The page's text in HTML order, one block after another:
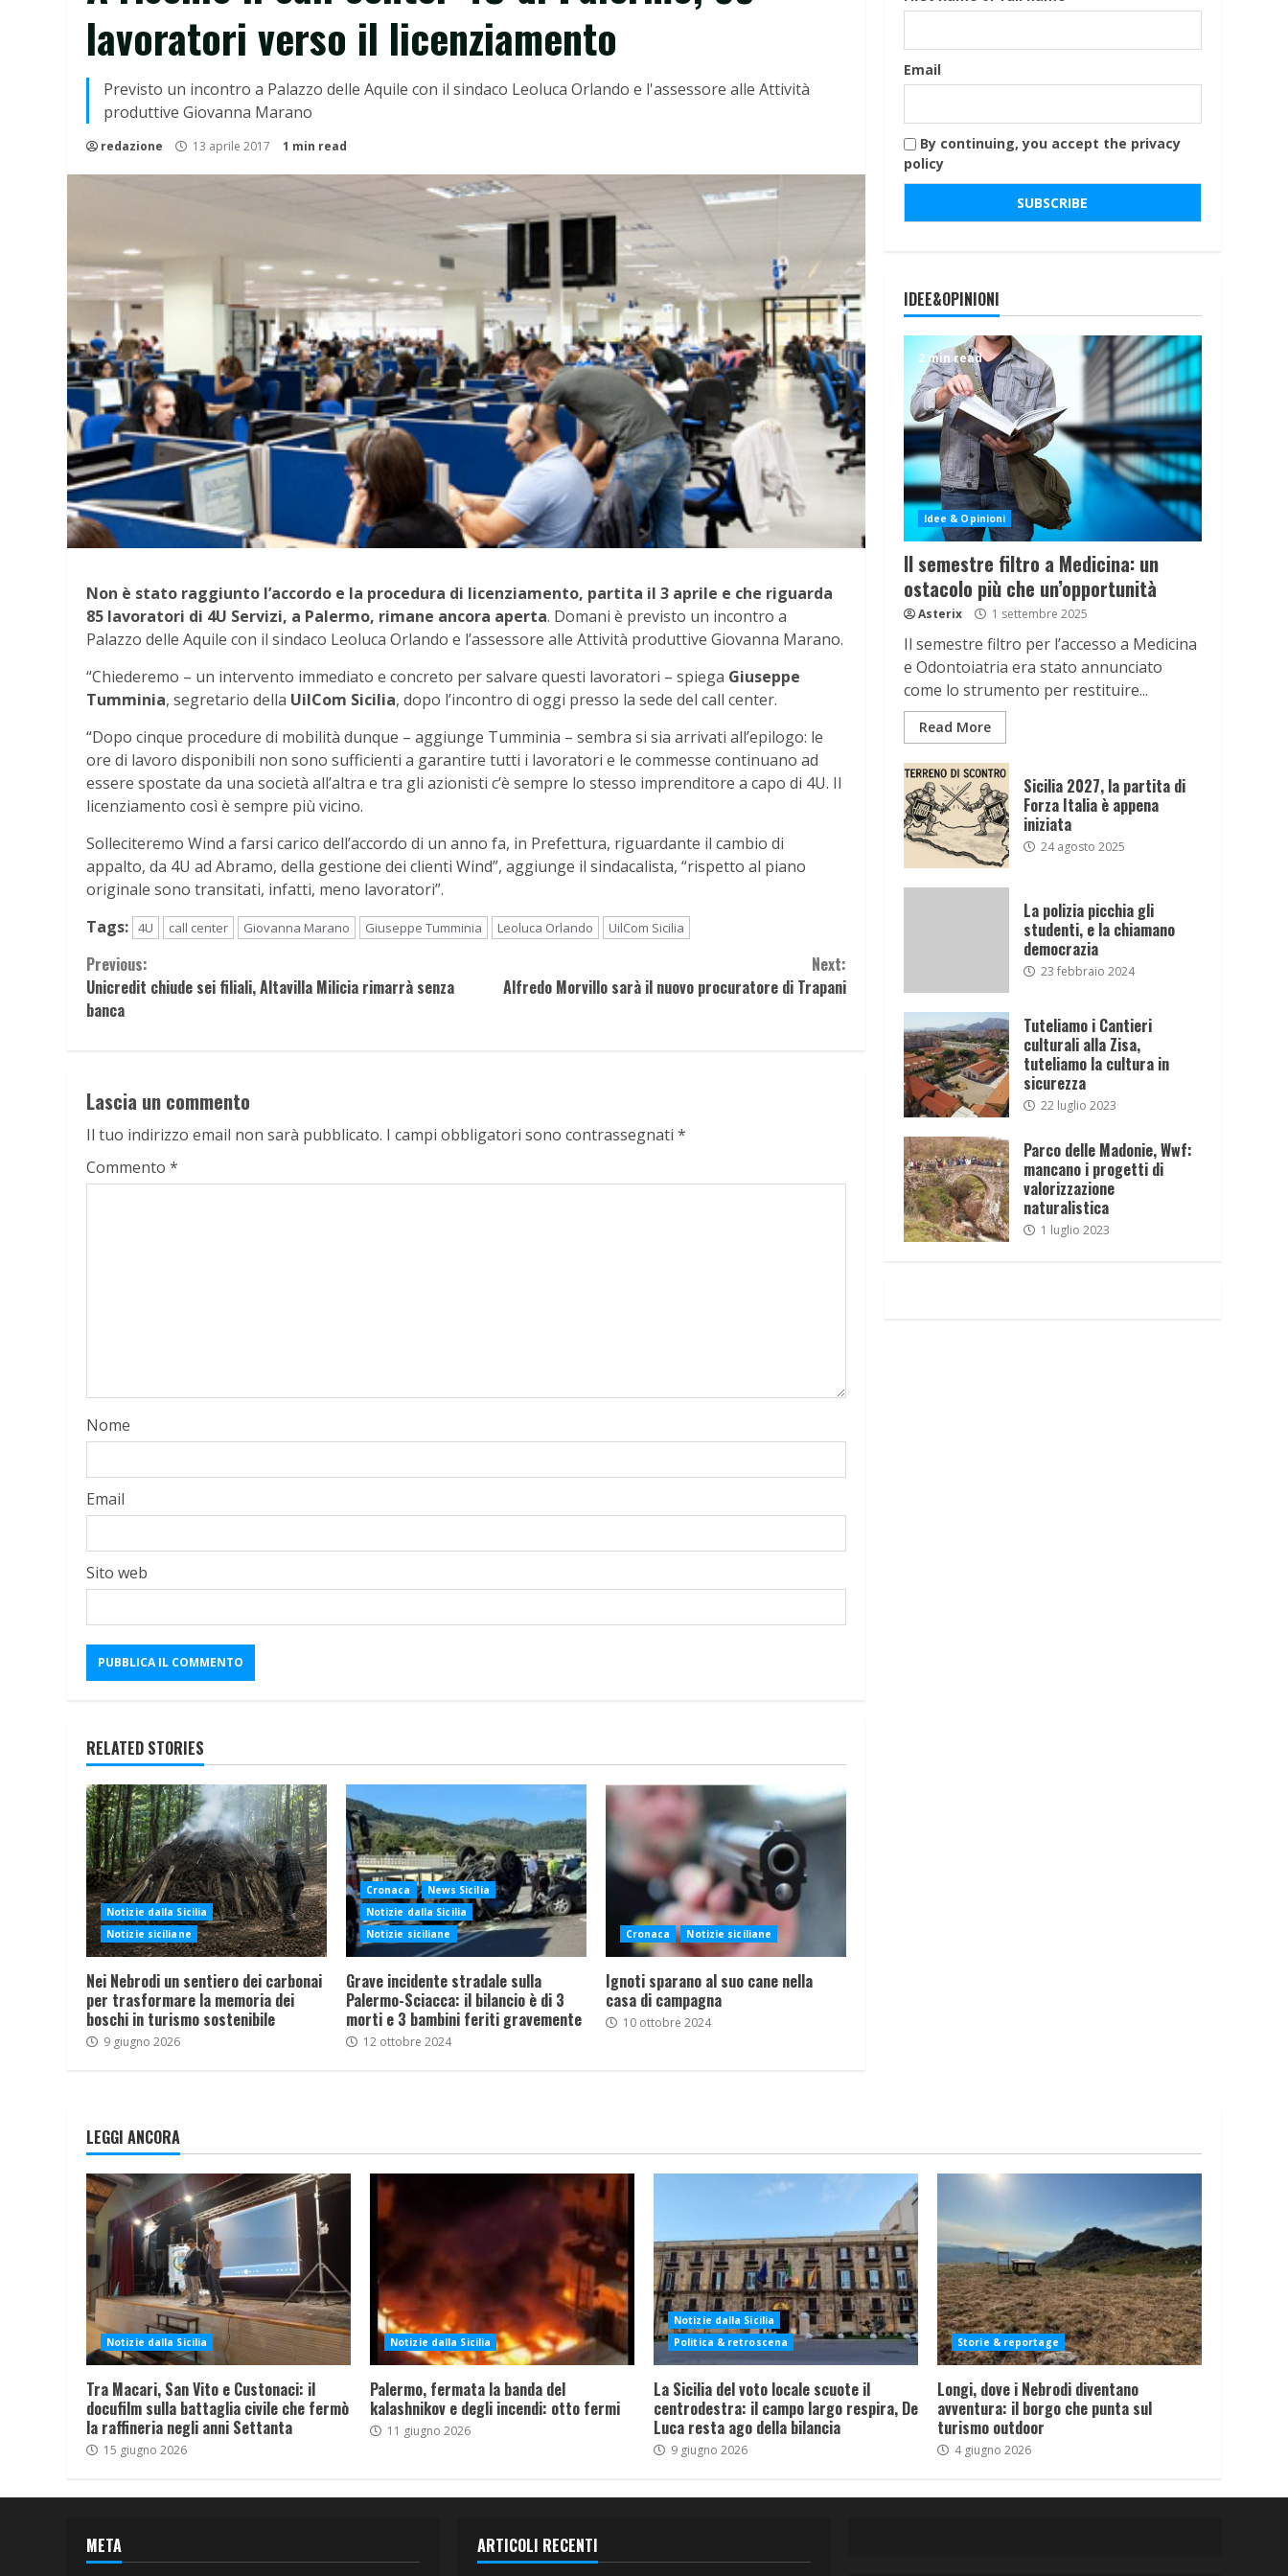
lavoratori verso il licenziamento
Previsto un incontro a Palazzo delle Aquile con il sindaco Leoluca Orlando e l'assessore alle Attività
produttive Giovanna Marano
redazione 13 aprile 2017 1 min read
Non è stato raggiunto l’accordo e la procedura di licenziamento, partita il 3 aprile e che riguarda
85 lavoratori di 4U Servizi, a Palermo, rimane ancora aperta. Domani è previsto un incontro a
Palazzo delle Aquile con il sindaco Leoluca Orlando e l’assessore alle Attività produttive Giovanna Marano.
“Chiederemo – un intervento immediato e concreto per salvare questi lavoratori – spiega Giuseppe
Tumminia, segretario della UilCom Sicilia, dopo l’incontro di oggi presso la sede del call center.
“Dopo cinque procedure di mobilità dunque – aggiunge Tumminia – sembra si sia arrivati all’epilogo: le
ore di lavoro disponibili non sono sufficienti a garantire tutti i lavoratori e le commesse continuano ad
essere spostate da una società all’altra e tra gli azionisti c’è sempre lo stesso imprenditore a capo di 4U. Il
licenziamento così è sempre più vicino.
Solleciteremo Wind a farsi carico dell’accordo di un anno fa, in Prefettura, riguardante il cambio di
appalto, da 4U ad Abramo, della gestione dei clienti Wind”, aggiunge il sindacalista, “rispetto al piano
originale sono transitati, infatti, meno lavoratori”.
Tags: 4U call center Giovanna Marano Giuseppe Tumminia Leoluca Orlando UilCom Sicilia
Continue
Reading
Previous:
Unicredit chiude sei filiali, Altavilla Milicia rimarrà senza
banca
Next:
Alfredo Morvillo sarà il nuovo procuratore di Trapani
Lascia un commento
Il tuo indirizzo email non sarà pubblicato. I campi obbligatori sono contrassegnati *
Commento *
Nome
Email
Sito web
RELATED STORIES
Notizie dalla Sicilia
Notizie siciliane
Nei Nebrodi un sentiero dei carbonai
per trasformare la memoria dei
boschi in turismo sostenibile
9 giugno 2026
Cronaca
News Sicilia
Notizie dalla Sicilia
Notizie siciliane
Grave incidente stradale sulla
Palermo-Sciacca: il bilancio è di 3
morti e 3 bambini feriti gravemente
12 ottobre 2024
Cronaca Notizie siciliane
Ignoti sparano al suo cane nella
casa di campagna
10 ottobre 2024
Email
By continuing, you accept the privacy
policy
IDEE&OPINIONI
2 min read
Idee & Opinioni
Il semestre filtro a Medicina: un
ostacolo più che un’opportunità
Asterix 1 settembre 2025
Il semestre filtro per l’accesso a Medicina
e Odontoiatria era stato annunciato
come lo strumento per restituire...
Read More
Sicilia 2027, la partita di
Forza Italia è appena
iniziata
24 agosto 2025
La polizia picchia gli
studenti, e la chiamano
democrazia
23 febbraio 2024
Tuteliamo i Cantieri
culturali alla Zisa,
tuteliamo la cultura in
sicurezza
22 luglio 2023
Parco delle Madonie, Wwf:
mancano i progetti di
valorizzazione
naturalistica
1 luglio 2023
LEGGI ANCORA
Notizie dalla Sicilia
Tra Macari, San Vito e Custonaci: il
docufilm sulla battaglia civile che fermò
la raffineria negli anni Settanta
15 giugno 2026
Notizie dalla Sicilia
Palermo, fermata la banda del
kalashnikov e degli incendi: otto fermi
11 giugno 2026
Notizie dalla Sicilia
Politica & retroscena
La Sicilia del voto locale scuote il
centrodestra: il campo largo respira, De
Luca resta ago della bilancia
9 giugno 2026
Storie & reportage
Longi, dove i Nebrodi diventano
avventura: il borgo che punta sul
turismo outdoor
4 giugno 2026
META ARTICOLI RECENTI